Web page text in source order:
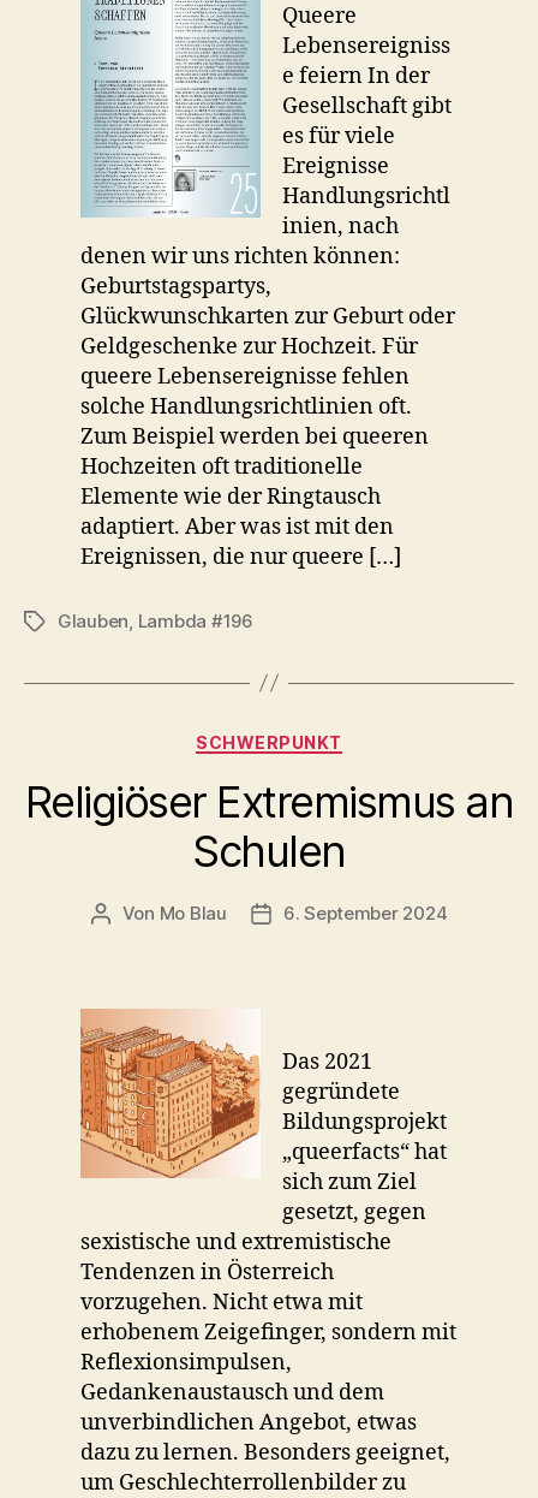
Queere
Lebensereigniss
e feiern In der
Gesellschaft gibt
es für viele
Ereignisse
Handlungsrichtl
inien, nach
denen wir uns richten können:
Geburtstagspartys,
Glückwunschkarten zur Geburt oder
Geldgeschenke zur Hochzeit. Für
queere Lebensereignisse fehlen
solche Handlungsrichtlinien oft.
Zum Beispiel werden bei queeren
Hochzeiten oft traditionelle
Elemente wie der Ringtausch
adaptiert. Aber was ist mit den
Ereignissen, die nur queere […]
Schlagwörter
Glauben Lambda #196
Kategorien
SCHWERPUNKT
Religiöser Extremismus an
Schulen
Beitragsautor
Von Mo Blau Beitragsdatum
6. September 2024
Das 2021
gegründete
Bildungsprojekt
„queerfacts“ hat
sich zum Ziel
gesetzt, gegen
sexistische und extremistische
Tendenzen in Österreich
vorzugehen. Nicht etwa mit
erhobenem Zeigefinger, sondern mit
Reflexionsimpulsen,
Gedankenaustausch und dem
unverbindlichen Angebot, etwas
dazu zu lernen. Besonders geeignet,
um Geschlechterrollenbilder zu